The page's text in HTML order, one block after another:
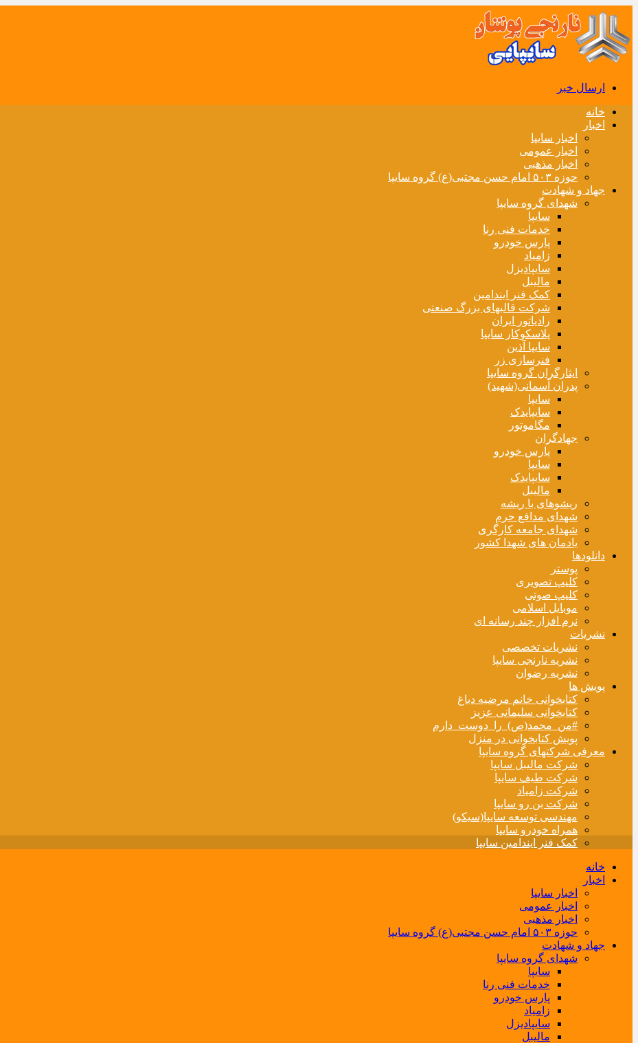
ارسال خبر
خانه
اخبار
اخبار سایپا
اخبار عمومی
اخبار مذهبی
حوزه ۵۰۳ امام حسن مجتبی(ع) گروه سایپا
جهاد و شهادت
شهدای گروه سایپا
سایپا
خدمات فنی رنا
پارس خودرو
زامیاد
سایپادیزل
مالیبل
کمک فنر ایندامین
شرکت قالبهای بزرگ صنعتی
رادیاتور ایران
پلاسکوکار سایپا
سایپا آذین
فنرسازی زر
ایثارگران گروه سایپا
پدران آسمانی(شهید)
سایپا
سایپایدک
مگاموتور
جهادگران
پارس خودرو
سایپا
سایپایدک
مالیبل
ریشوهای با ریشه
شهدای مدافع حرم
شهدای جامعه کارگری
یادمان های شهدا کشور
دانلودها
پوستر
کلیپ تصویری
کلیپ صوتی
موبایل اسلامی
نرم افزار چند رسانه ای
نشریات
نشریات تخصصی
نشریه نارنجی سایپا
نشریه رضوان
پویش ها
کتابخوانی خانم مرضیه دباغ
کتابخوانی سلیمانی عزیز
#من_محمد(ص)_را_دوست_دارم
پویش کتابخوانی در منزل
معرفی شرکتهای گروه سایپا
شرکت مالیبل سایپا
شرکت طیف سایپا
شرکت زامیاد
شرکت بن رو سایپا
مهندسی توسعه سایپا(سیکو)
همراه خودرو سایپا
کمک فنر ایندامین سایپا
خانه
اخبار
اخبار سایپا
اخبار عمومی
اخبار مذهبی
حوزه ۵۰۳ امام حسن مجتبی(ع) گروه سایپا
جهاد و شهادت
شهدای گروه سایپا
سایپا
خدمات فنی رنا
پارس خودرو
زامیاد
سایپادیزل
مالیبل